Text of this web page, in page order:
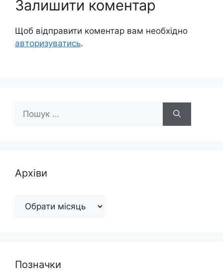
Залишити коментар
Щоб відправити коментар вам необхідно
авторизуватись.
Архіви
Архіви
Позначки